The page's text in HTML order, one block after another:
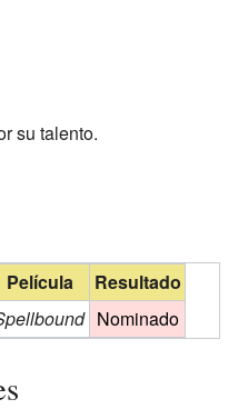
su talento.
Película
Resultado
Nominado